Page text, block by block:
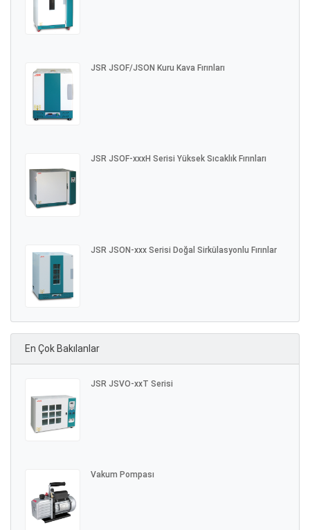
JSR JSOF/JSON Kuru Kava Fırınları
JSR JSOF-xxxH Serisi Yüksek Sıcaklık Fırınları
JSR JSON-xxx Serisi Doğal Sirkülasyonlu Fırınlar
En Çok Bakılanlar
JSR JSVO-xxT Serisi
Vakum Pompası